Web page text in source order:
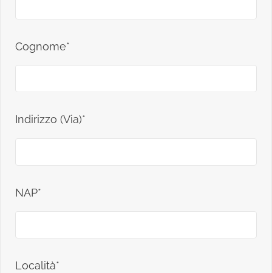
Cognome*
Indirizzo (Via)*
NAP*
Località*